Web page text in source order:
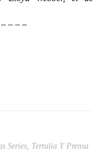
– – –
Series
Tertulia Y Prensa